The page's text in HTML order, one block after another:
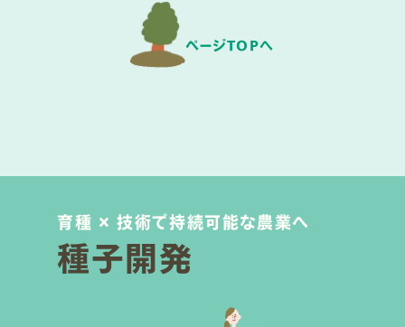
ページTOPへ
育種 × 技術で持続可能な農業へ
種子開発